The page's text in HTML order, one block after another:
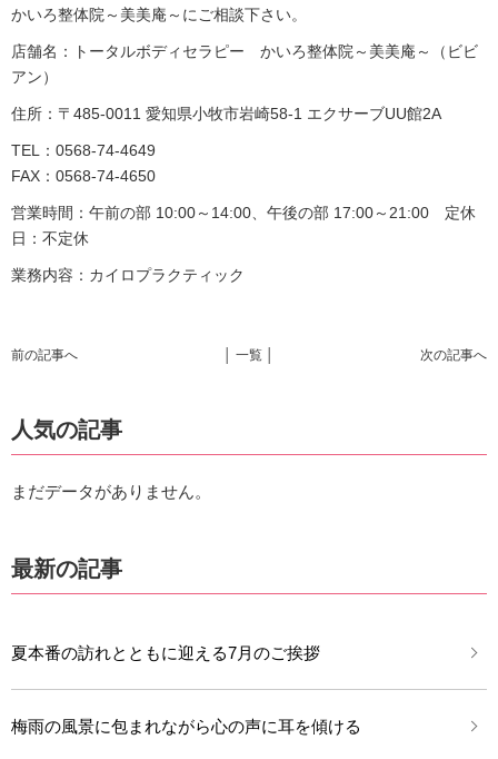
かいろ整体院～美美庵～にご相談下さい。
店舗名：トータルボディセラピー かいろ整体院～美美庵～（ビビ
アン）
住所：〒485-0011 愛知県小牧市岩崎58-1 エクサーブUU館2A
TEL：0568-74-4649
FAX：0568-74-4650
営業時間：午前の部 10:00～14:00、午後の部 17:00～21:00 定休
日：不定休
業務内容：カイロプラクティック
前の記事へ 次の記事へ
│ 一覧 │
人気の記事
まだデータがありません。
最新の記事
夏本番の訪れとともに迎える7月のご挨拶
梅雨の風景に包まれながら心の声に耳を傾ける